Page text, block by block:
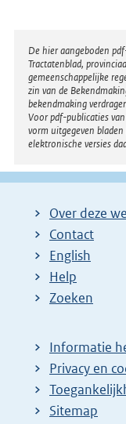
Disclaimer
De hier aangeboden
Tractatenblad,
gemeenschappelijke
zin van de
bekendmaking
Voor pdf-publicaties
vorm uitgegeven
elektronische versies
Over deze
Contact
English
Help
Zoeken
Informatie
Privacy en
Sitemap